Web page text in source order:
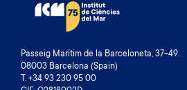
Passeig Marítim de la Barceloneta, 37-49.
08003 Barcelona (Spain)
T. +34 93 230 95 00